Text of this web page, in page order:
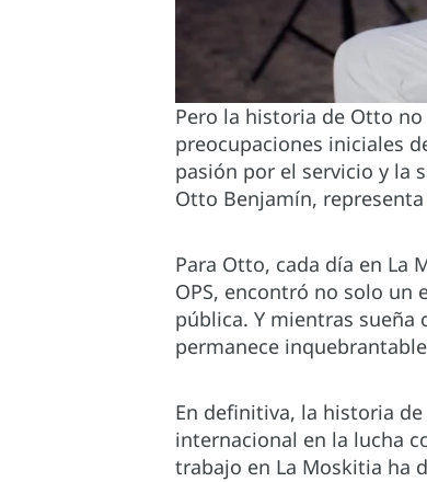
Pero la historia de Otto
preocupaciones iniciales
pasión por el servicio y la
Otto Benjamín,
Para Otto, cada día en La
OPS, encontró no solo
pública. Y mientras sueña
permanece
En definitiva, la historia
internacional en la lucha
trabajo en La Moskitia ha